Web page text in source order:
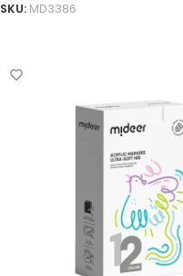
SKU: MD3386